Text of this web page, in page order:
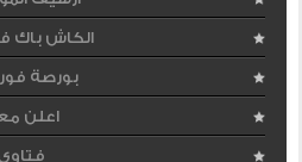
الكاش باك
بورصة
اعلن